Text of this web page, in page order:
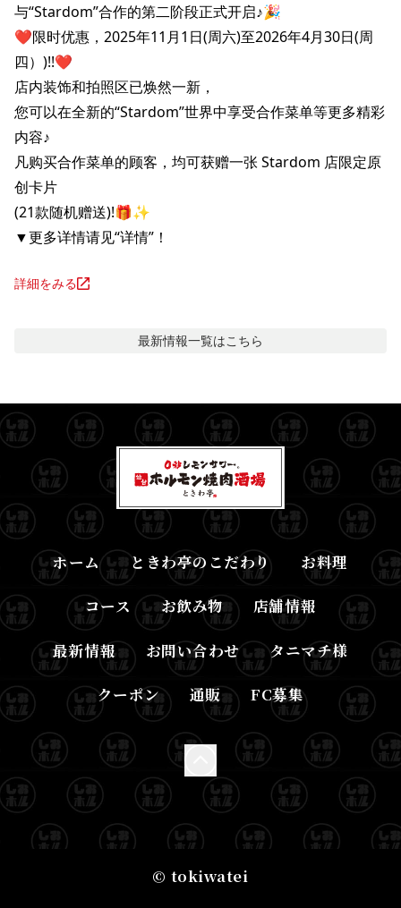
与“Stardom”合作的第二阶段正式开启♪🎉
❤️限时优惠，2025年11月1日(周六)至2026年4月30日(周
四）)!!❤️
店内装饰和拍照区已焕然一新，
您可以在全新的“Stardom”世界中享受合作菜单等更多精彩
内容♪
凡购买合作菜单的顾客，均可获赠一张 Stardom 店限定原
创卡片
(​​21款随机赠送)!🎁✨
▼更多详情请见“详情”！
詳細をみる
最新情報一覧はこちら
ホーム ときわ亭のこだわり お料理
コース お飲み物 店舗情報
最新情報 お問い合わせ タニマチ様
クーポン 通販 FC募集
© tokiwatei